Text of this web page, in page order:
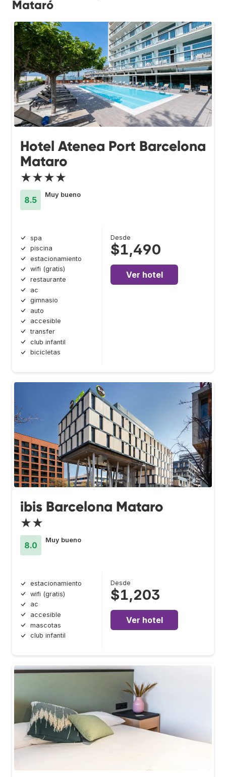
Mataró
Hotel Atenea Port Barcelona
Mataro
★★★★
8.5
Muy bueno
spa
piscina
estacionamiento
wifi (gratis)
restaurante
ac
gimnasio
auto
accesible
transfer
club infantil
bicicletas
Desde
$1,490
Ver hotel
ibis Barcelona Mataro
★★
8.0
Muy bueno
estacionamiento
wifi (gratis)
ac
accesible
mascotas
club infantil
Desde
$1,203
Ver hotel